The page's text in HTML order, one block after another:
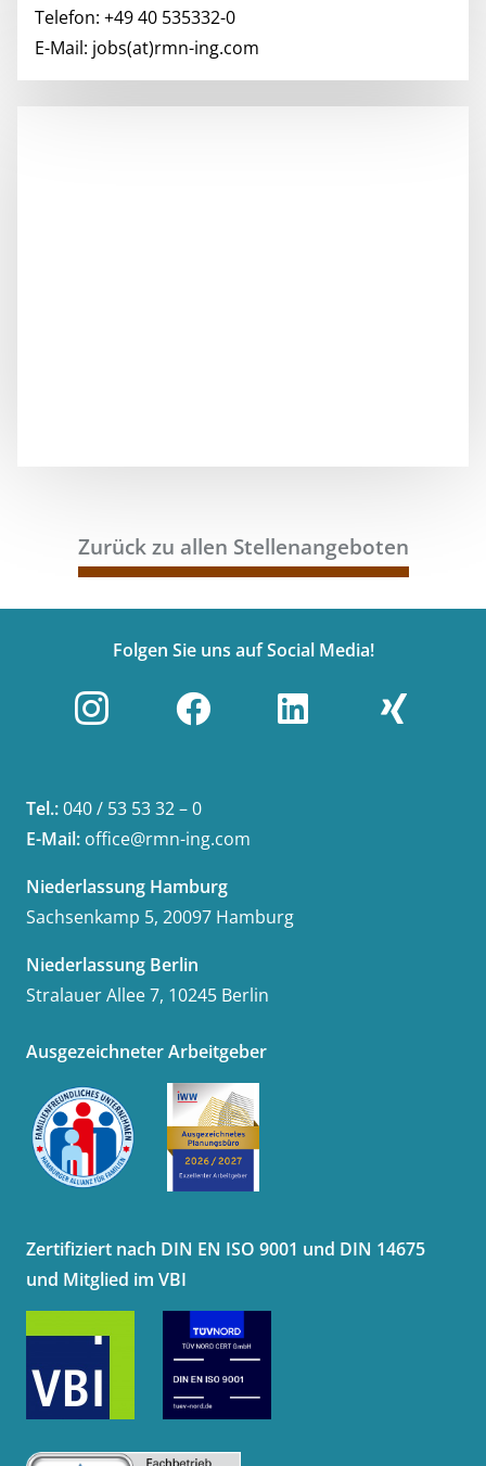
Telefon: +49 40 535332-0
E-Mail: jobs(at)rmn-ing.com
Zurück zu allen Stellenangeboten
Folgen Sie uns auf Social Media!
Tel.:040 / 53 53 32 – 0
E-Mail: office@rmn-ing.com
Niederlassung Hamburg
Sachsenkamp 5, 20097 Hamburg
Niederlassung Berlin
Stralauer Allee 7, 10245 Berlin
Ausgezeichneter Arbeitgeber
Zertifiziert nach DIN EN ISO 9001 und DIN 14675
und Mitglied im VBI